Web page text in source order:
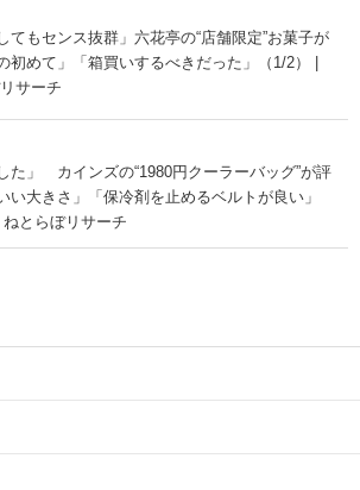
てもセンス抜群」六花亭の“店舗限定”お菓子が
めて」「箱買いするべきだった」（1/2） |
サーチ
た」 カインズの“1980円クーラーバッグ”が評
大きさ」「保冷剤を止めるベルトが良い」
ねとらぼリサーチ